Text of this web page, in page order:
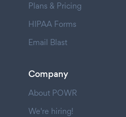
Plans & Pricing
HIPAA Forms
Email Blast
Company
About POWR
We're hiring!